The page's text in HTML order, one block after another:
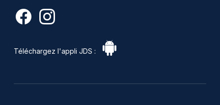
Téléchargez l'appli JDS :